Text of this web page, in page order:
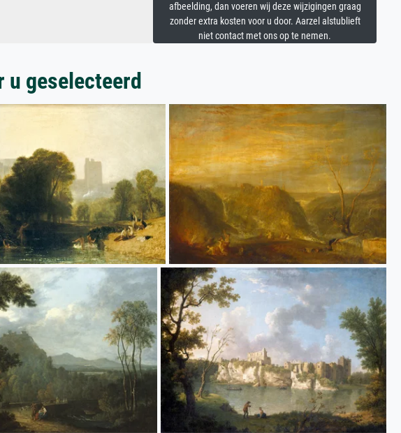
afbeelding, dan voeren wij deze wijzigingen graag
zonder extra kosten voor u door. Aarzel alstublieft
niet contact met ons op te nemen.
u geselecteerd